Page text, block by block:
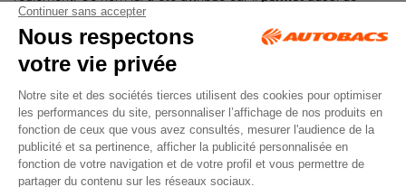
réduire laconsommation
plus, ces pneus sont dotés d’un rebord de protection de jantes,
de préserver l’état des jantes.
Toujours du côté du grand manufacturier
les
nouveaux pneus Primacy 4. La marque que l’on ne
présente
plus a imaginé ce pneu haut de gamme qui offre un très haut
niveau de sécurité. En effet
, en plus de leur longévité très
intéressante, ces pneus sont conçus pour offrir une excellente
performance de freinage sursolmouillé. Si vous vivez dans une
région particulièrement pluvieuse, optez pour les pneus